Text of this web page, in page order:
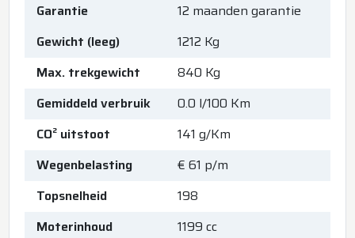
Garantie
12 maanden garantie
Gewicht (leeg)
1212 Kg
Max. trekgewicht
840 Kg
Gemiddeld verbruik
0.0 l/100 Km
CO² uitstoot
141 g/Km
Wegenbelasting
€ 61 p/m
Topsnelheid
198
Moterinhoud
1199 cc